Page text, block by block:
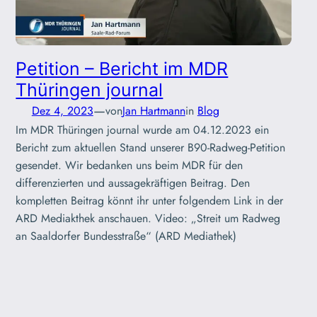
Petition – Bericht im MDR
Thüringen journal
Dez 4, 2023—vonJan Hartmannin Blog
Im MDR Thüringen journal wurde am 04.12.2023 ein
Bericht zum aktuellen Stand unserer B90-Radweg-Petition
gesendet. Wir bedanken uns beim MDR für den
differenzierten und aussagekräftigen Beitrag. Den
kompletten Beitrag könnt ihr unter folgendem Link in der
ARD Mediakthek anschauen. Video: „Streit um Radweg
an Saaldorfer Bundesstraße“ (ARD Mediathek)